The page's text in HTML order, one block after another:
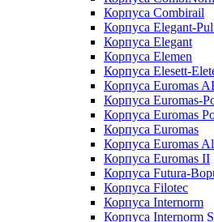
Корпуса Combirail
Корпуса Elegant-
Корпуса Elegant
Корпуса Elemen
Корпуса Elesett-
Корпуса Euromas
Корпуса Euromas-
Корпуса Euromas
Корпуса Euromas
Корпуса Euromas
Корпуса Euromas II
Корпуса Futura-
Корпуса Filotec
Корпуса Internorm
Корпуса Internorm